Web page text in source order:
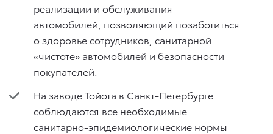
реализации и обслуживания
автомобилей, позволяющий позаботиться
о здоровье сотрудников, санитарной
«чистоте» автомобилей и безопасности
покупателей.
На заводе Тойота в Санкт-Петербурге
соблюдаются все необходимые
санитарно-эпидемиологические нормы